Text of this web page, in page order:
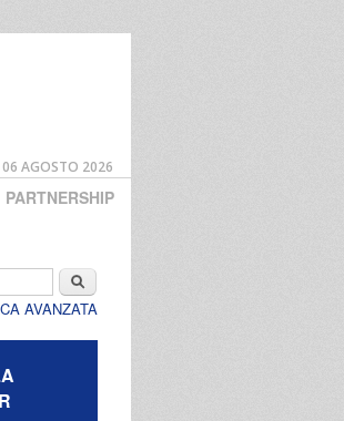
06 AGOSTO 2026
PARTNERSHIP
Cerca
AVANZATA